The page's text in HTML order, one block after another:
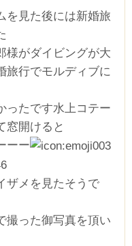
を見た後には新婚旅
様がダイビングが大
旅行でモルディブに
ったです水上コテー
窓開けると
ーー
ザメを見たそうで
撮った御写真を頂い